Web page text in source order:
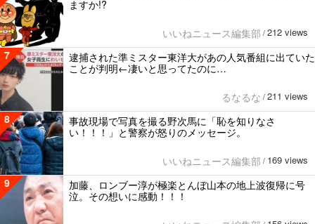
ますか!?
いいねニュース編集部 / 212 views
7
逮捕された準ミスター東洋大があの人気番組に出ていた
ことが判明←凄いと思ってたのに…
るなるな / 211 views
8
事故現場で写真を撮る野次馬に「恥を知りなさ
い！！！」と警察が怒りのメッセージ。
いいねニュース編集部 / 169 views
9
加藤、ロンブー淳が極楽とんぼ山本の地上波復帰に号
泣。その想いに感動！！！